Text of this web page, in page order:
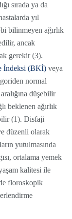
sırada ya da
yıl
bilinmeyen ağırlık
ancak
gerekir (3).
İndeksi (BKİ) veya
normal
düşebilir
beklenen ağırlık
(1). Disfaji
düzenli olarak
yutulmasında
ortalama yemek
kalitesi ile
floroskopik